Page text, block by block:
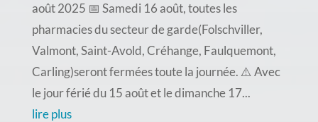
août 2025 📅 Samedi 16 août, toutes les
pharmacies du secteur de garde(Folschviller,
Valmont, Saint-Avold, Créhange, Faulquemont,
Carling)seront fermées toute la journée. ⚠️ Avec
le jour férié du 15 août et le dimanche 17...
lire plus